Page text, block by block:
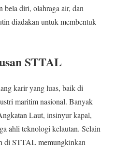
bela diri, olahraga air, dan
diadakan untuk membentuk
STTAL
karir yang luas, baik di
maritim nasional. Banyak
Laut, insinyur kapal,
ahli teknologi kelautan. Selain
di STTAL memungkinkan